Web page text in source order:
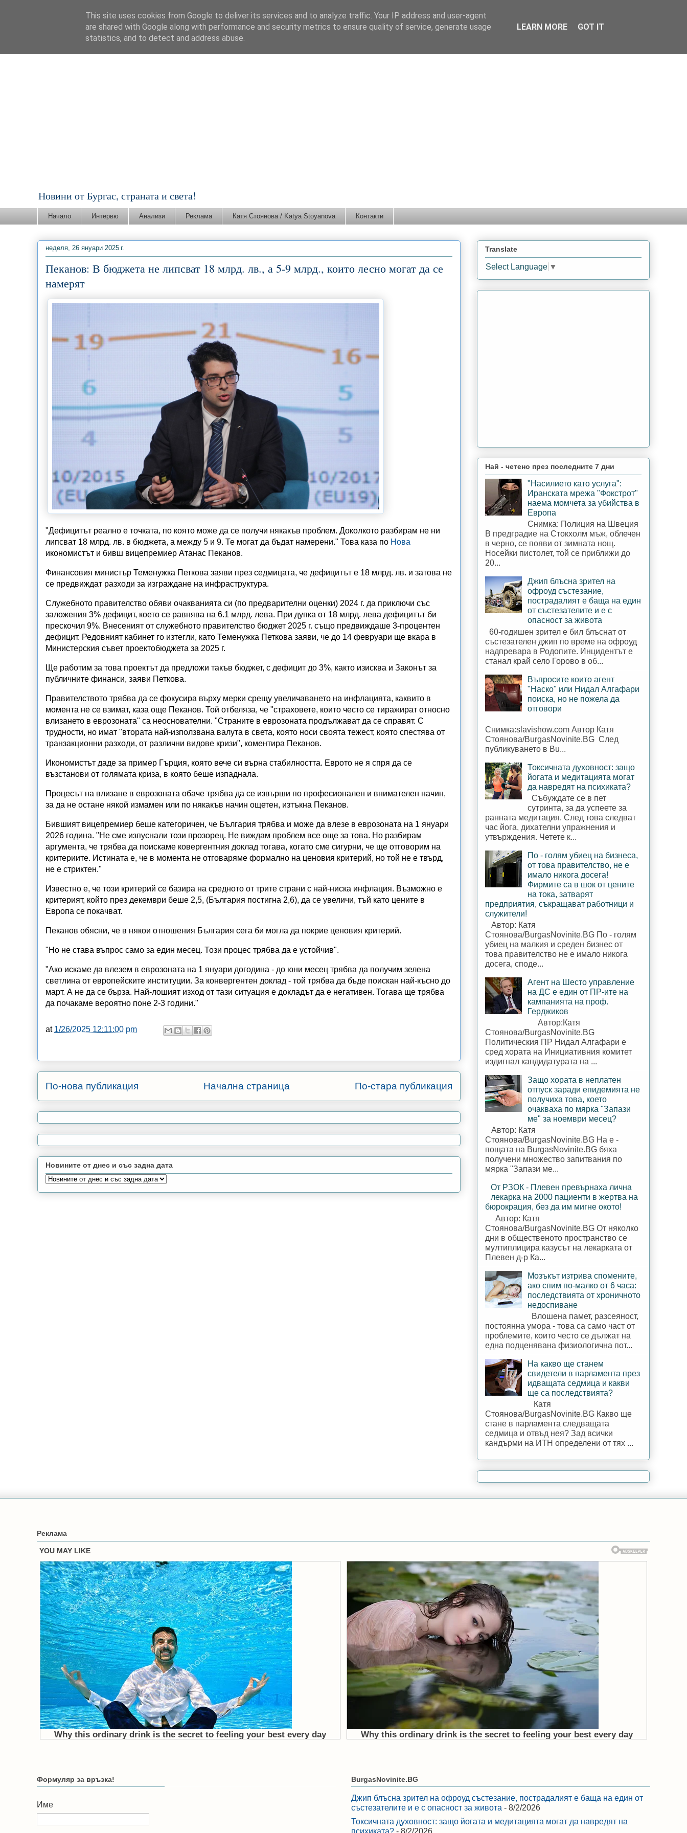
Новини от Бургас, страната и света!
Начало Интервю Анализи Реклама Катя Стоянова / Katya Stoyanova Контакти
неделя, 26 януари 2025 г.
Пеканов: В бюджета не липсват 18 млрд. лв., а 5-9 млрд., които лесно могат да се
намерят
"Дефицитът реално е точката, по която може да се получи някакъв проблем. Доколкото разбирам не ни
липсват 18 млрд. лв. в бюджета, а между 5 и 9. Те могат да бъдат намерени." Това каза по Нова
икономистът и бивш вицепремиер Атанас Пеканов.
Финансовия министър Теменужка Петкова заяви през седмицата, че дефицитът е 18 млрд. лв. и затова не
се предвиждат разходи за изграждане на инфраструктура.
Служебното правителство обяви очакванията си (по предварителни оценки) 2024 г. да приключи със
заложения 3% дефицит, което се равнява на 6.1 млрд. лева. При дупка от 18 млрд. лева дефицитът би
прескочил 9%. Внесеният от служебното правителство бюджет 2025 г. също предвиждаше 3-процентен
дефицит. Редовният кабинет го изтегли, като Теменужка Петкова заяви, че до 14 февруари ще вкара в
Министерския съвет проектобюджета за 2025 г.
Ще работим за това проектът да предложи такъв бюджет, с дефицит до 3%, както изисква и Законът за
публичните финанси, заяви Петкова.
Правителството трябва да се фокусира върху мерки срещу увеличаването на инфлацията, каквито в
момента не се взимат, каза още Пеканов. Той отбеляза, че "страховете, които често се тиражират относно
влизането в еврозоната" са неоснователни. "Страните в еврозоната продължават да се справят. С
трудности, но имат "втората най-използвана валута в света, която носи своята тежест, която спестява от
транзакционни разходи, от различни видове кризи", коментира Пеканов.
Икономистът даде за пример Гърция, която вече си върна стабилността. Еврото не я спря да се
възстанови от голямата криза, в която беше изпаднала.
Процесът на влизане в еврозоната обаче трябва да се извърши по професионален и внимателен начин,
за да не остане някой измамен или по някакъв начин ощетен, изтъкна Пеканов.
Бившият вицепремиер беше категоричен, че България трябва и може да влезе в еврозоната на 1 януари
2026 година. "Не сме изпуснали този прозорец. Не виждам проблем все още за това. Но разбирам
аргумента, че трябва да поискаме ковергентния доклад тогава, когато сме сигурни, че ще отговорим на
критериите. Истината е, че в момента не отговаряме формално на ценовия критерий, но той не е твърд,
не е стриктен."
Известно е, че този критерий се базира на средното от трите страни с най-ниска инфлация. Възможно е
критерият, който през декември беше 2,5, (България постигна 2,6), да се увеличи, тъй като цените в
Европа се покачват.
Пеканов обясни, че в някои отношения България сега би могла да покрие ценовия критерий.
"Но не става въпрос само за един месец. Този процес трябва да е устойчив".
"Ако искаме да влезем в еврозоната на 1 януари догодина - до юни месец трябва да получим зелена
светлина от европейските институции. За конвергентен доклад - той трябва да бъде поискан най-късно до
март. А не да се бърза. Най-лошият изход от тази ситуация е докладът да е негативен. Тогава ще трябва
да почакаме вероятно поне 2-3 години."
at 1/26/2025 12:11:00 pm
По-нова публикация По-стара публикация
Начална страница
Новините от днес и със задна дата
Translate
Select Language ▼
Най - четено през последните 7 дни
"Насилието като услуга":
Иранската мрежа "Фокстрот"
наема момчета за убийства в
Европа
Снимка: Полиция на Швеция
В предградие на Стокхолм мъж, облечен
в черно, се появи от зимната нощ.
Носейки пистолет, той се приближи до
20...
Джип блъсна зрител на
офроуд състезание,
пострадалият е баща на един
от състезателите и е с
опасност за живота
60-годишен зрител е бил блъснат от
състезателен джип по време на офроуд
надпревара в Родопите. Инцидентът е
станал край село Горово в об...
Въпросите които агент
"Наско" или Нидал Алгафари
поиска, но не пожела да
отговори
Снимка:slavishow.com Автор Катя
Стоянова/BurgasNovinite.BG След
публикуването в Bu...
Токсичната духовност: защо
йогата и медитацията могат
да навредят на психиката?
Събуждате се в пет
сутринта, за да успеете за
ранната медитация. След това следват
час йога, дихателни упражнения и
утвърждения. Четете к...
По - голям убиец на бизнеса,
от това правителство, не е
имало никога досега!
Фирмите са в шок от цените
на тока, затварят
предприятия, съкращават работници и
служители!
Автор: Катя
Стоянова/BurgasNovinite.BG По - голям
убиец на малкия и среден бизнес от
това правителство не е имало никога
досега, споде...
Агент на Шесто управление
на ДС е един от ПР-ите на
кампанията на проф.
Герджиков
Автор:Катя
Стоянова/BurgasNovinite.BG
Политическия ПР Нидал Алгафари е
сред хората на Инициативния комитет
издигнал кандидатурата на ...
Защо хората в неплатен
отпуск заради епидемията не
получиха това, което
очакваха по мярка "Запази
ме" за ноември месец?
Автор: Катя
Стоянова/BurgasNovinite.BG На е -
пощата на BurgasNovinite.BG бяха
получени множество запитвания по
мярка "Запази ме...
От РЗОК - Плевен превърнаха лична
лекарка на 2000 пациенти в жертва на
бюрокрация, без да им мигне окото!
Автор: Катя
Стоянова/BurgasNovinite.BG От няколко
дни в общественото пространство се
мултиплицира казусът на лекарката от
Плевен д-р Ка...
Мозъкът изтрива спомените,
ако спим по-малко от 6 часа:
последствията от хроничното
недоспиване
Влошена памет, разсеяност,
постоянна умора - това са само част от
проблемите, които често се дължат на
една подценявана физиологична пот...
На какво ще станем
свидетели в парламента през
идващата седмица и какви
ще са последствията?
Катя
Стоянова/BurgasNovinite.BG Какво ще
стане в парламента следващата
седмица и отвъд нея? Зад всички
кандърми на ИТН определени от тях ...
Реклама
Формуляр за връзка!
Име
BurgasNovinite.BG
Джип блъсна зрител на офроуд състезание, пострадалият е баща на един от
състезателите и е с опасност за живота - 8/2/2026
Токсичната духовност: защо йогата и медитацията могат да навредят на
This site uses cookies from Google to deliver its services and to analyze traffic. Your IP address and user-agent
are shared with Google along with performance and security metrics to ensure quality of service, generate usage
statistics, and to detect and address abuse.
LEARN MORE GOT IT